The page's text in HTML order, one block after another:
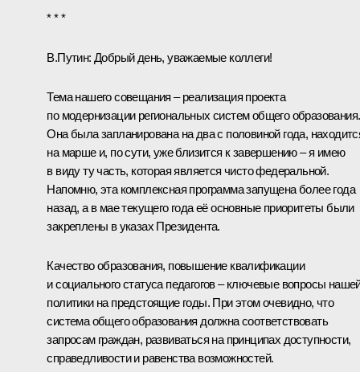
* * *
В.Путин: Добрый день, уважаемые коллеги!
Тема нашего совещания – реализация проекта
по модернизации региональных систем общего образования.
Она была запланирована на два с половиной года,
на марше и, по сути, уже близится к завершению – я имею
в виду ту часть, которая является чисто федеральной.
Напомню, эта комплексная программа запущена более года
назад, а в мае текущего года её основные приоритеты были
закреплены в указах Президента.
Качество образования, повышение квалификации
и социального статуса педагогов – ключевые вопросы
политики на предстоящие годы. При этом очевидно, что
система общего образования должна соответствовать
запросам граждан, развиваться на принципах доступности,
справедливости и равенства возможностей.